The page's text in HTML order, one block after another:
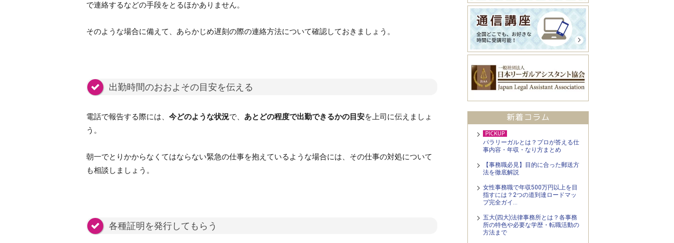
で連絡するなどの手段をとるほかありません。
そのような場合に備えて、あらかじめ遅刻の際の連絡方法について確認しておきましょう。
出勤時間のおおよその目安を伝える
電話で報告する際には、 今どのような状況で、 あとどの程度で出勤できるかの目安を上司に伝えましょ
う。
朝一でとりかからなくてはならない緊急の仕事を抱えているような場合には、その仕事の対処について
も相談しましょう。
各種証明を発行してもらう
パラリーガルとは？プロが答える仕
事内容・年収・なり方まとめ
【事務職必見】目的に合った郵送方
法を徹底解説
女性事務職で年収500万円以上を目
指すには？2つの道到達ロードマッ
プ完全ガイ…
五大(四大)法律事務所とは？各事務
所の特色や必要な学歴・転職活動の
方法まで